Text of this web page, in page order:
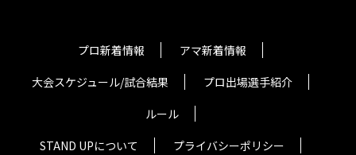
プロ新着情報
アマ新着情報
大会スケジュール/試合結果
プロ出場選手紹介
ルール
STAND UPについて
プライバシーポリシー